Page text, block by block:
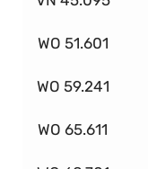
WO 51.601
WO 59.241
WO 65.611